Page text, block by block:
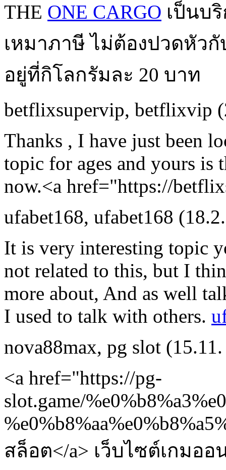
THE ONE CARGO เป็นบ
เหมาภาษี ไม่ต้องปวดหัว
อยู่ที่กิโลกรัมละ 20 บาท
betflixsupervip, betflixvip
Thanks , I have just been
topic for ages and yours is
now.<a href="https://
ufabet168, ufabet168
It is very interesting topic
not related to this, but I
more about, And as well
I used to talk with others.
nova88max, pg slot
<a href="https://pg-
slot.game/
สล็อต</a> เว็บไซต์เกมอ